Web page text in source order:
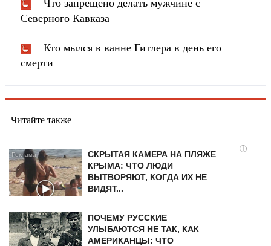
Что запрещено делать мужчине с
Северного Кавказа
Кто мылся в ванне Гитлера в день его
смерти
Читайте также
i
СКРЫТАЯ КАМЕРА НА ПЛЯЖЕ
КРЫМА: ЧТО ЛЮДИ
ВЫТВОРЯЮТ, КОГДА ИХ НЕ
ВИДЯТ...
ПОЧЕМУ РУССКИЕ
УЛЫБАЮТСЯ НЕ ТАК, КАК
АМЕРИКАНЦЫ: ЧТО